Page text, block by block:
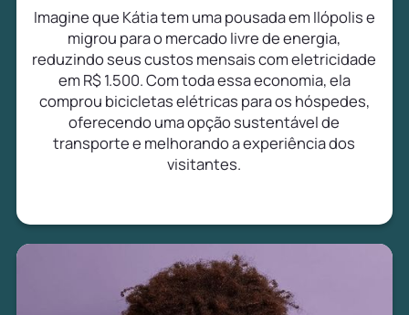
Imagine que Kátia tem uma pousada em Ilópolis e
migrou para o mercado livre de energia,
reduzindo seus custos mensais com eletricidade
em R$ 1.500. Com toda essa economia, ela
comprou bicicletas elétricas para os hóspedes,
oferecendo uma opção sustentável de
transporte e melhorando a experiência dos
visitantes.